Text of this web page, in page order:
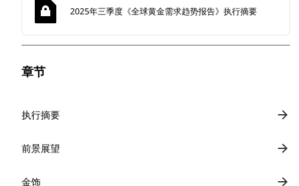
2025年三季度《全球黄金需求趋势报告》执行摘要
章节
执行摘要
前景展望
金饰